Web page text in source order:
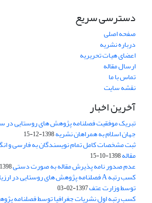
دسترسی سریع
صفحه اصلی
درباره نشریه
اعضای هیات تحریریه
ارسال مقاله
تماس با ما
نقشه سایت
آخرین اخبار
تبریک موفقیت فصلنامه پژوهش های روستایی در
جهان اسلام به همراهان نشریه1398-12-15
ثبت مشخصات کامل تمام نویسندگان به فارسی و
مقاله1398-10-15
عدم صدور نامه پذیرش مقاله به صورت دستی1398-05-23
توسط وزارت عتف1397-02-03
کسب رتبه اول نشریات جغرافیا توسط فصلنامه